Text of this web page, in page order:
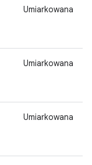
Umiarkowana
Umiarkowana
Umiarkowana